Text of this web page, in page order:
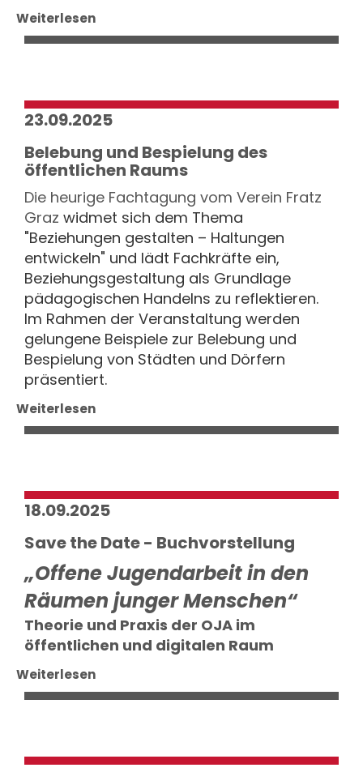
Weiterlesen
23.09.2025
Belebung und Bespielung des
öffentlichen Raums
Die heurige Fachtagung vom Verein Fratz
Graz widmet sich dem Thema
"Beziehungen gestalten – Haltungen
entwickeln" und lädt Fachkräfte ein,
Beziehungsgestaltung als Grundlage
pädagogischen Handelns zu reflektieren.
Im Rahmen der Veranstaltung werden
gelungene Beispiele zur Belebung und
Bespielung von Städten und Dörfern
präsentiert.
Weiterlesen
18.09.2025
Save the Date - Buchvorstellung
„Offene Jugendarbeit in den
Räumen junger Menschen“
Theorie und Praxis der OJA im
öffentlichen und digitalen Raum
Weiterlesen